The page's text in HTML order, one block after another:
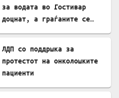
за водата во Гостивар
доцнат, а граѓаните се
ЛДП со поддршка за
протестот на онколошките
пациенти